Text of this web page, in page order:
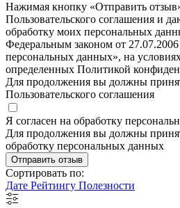
Нажимая кнопку «Отправить
Пользовательского соглашения и
обработку моих персональных
Федеральным законом от
персональных данных», на
определенных Политикой
Для продолжения вы должны
Пользовательского соглашения
Я согласен на обработку
Для продолжения вы должны
обработку персональных данных
Отправить отзыв
Сортировать по:
Дате Рейтингу Полезности